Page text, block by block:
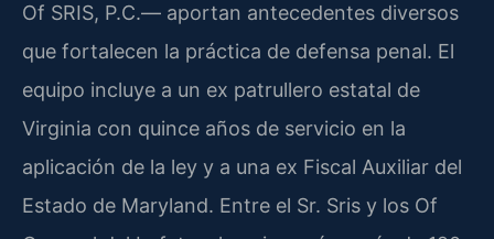
Of SRIS, P.C.— aportan antecedentes diversos
que fortalecen la práctica de defensa penal. El
equipo incluye a un ex patrullero estatal de
Virginia con quince años de servicio en la
aplicación de la ley y a una ex Fiscal Auxiliar del
Estado de Maryland. Entre el Sr. Sris y los Of